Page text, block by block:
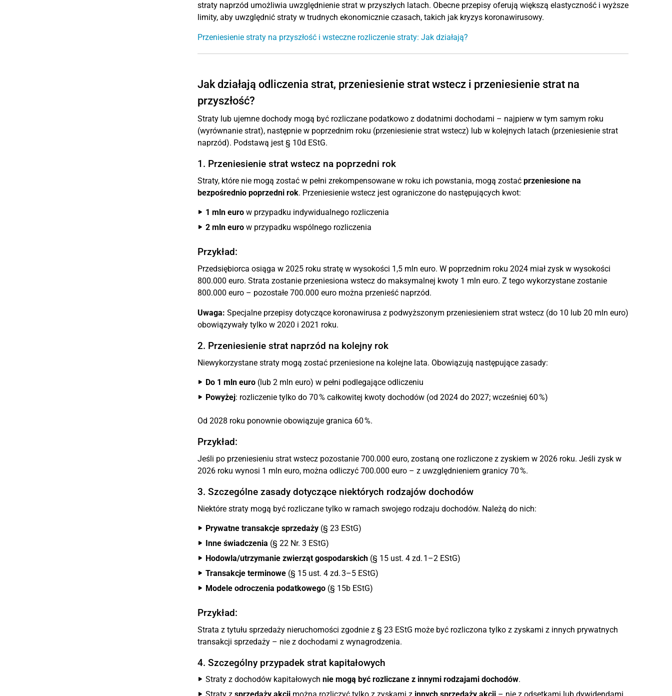
straty naprzód umożliwia uwzględnienie strat w przyszłych latach. Obecne przepisy oferują większą elastyczność i wyższe
limity, aby uwzględnić straty w trudnych ekonomicznie czasach, takich jak kryzys koronawirusowy.
Przeniesienie straty na przyszłość i wsteczne rozliczenie straty: Jak działają?
Jak działają odliczenia strat, przeniesienie strat wstecz i przeniesienie strat na
przyszłość?
Straty lub ujemne dochody mogą być rozliczane podatkowo z dodatnimi dochodami – najpierw w tym samym roku
(wyrównanie strat), następnie w poprzednim roku (przeniesienie strat wstecz) lub w kolejnych latach (przeniesienie strat
naprzód). Podstawą jest § 10d EStG.
1. Przeniesienie strat wstecz na poprzedni rok
Straty, które nie mogą zostać w pełni zrekompensowane w roku ich powstania, mogą zostać przeniesione na
bezpośrednio poprzedni rok. Przeniesienie wstecz jest ograniczone do następujących kwot:
1 mln eurow przypadku indywidualnego rozliczenia
2 mln eurow przypadku wspólnego rozliczenia
Przykład:
Przedsiębiorca osiąga w 2025 roku stratę w wysokości 1,5 mln euro. W poprzednim roku 2024 miał zysk w wysokości
800.000 euro. Strata zostanie przeniesiona wstecz do maksymalnej kwoty 1 mln euro. Z tego wykorzystane zostanie
800.000 euro – pozostałe 700.000 euro można przenieść naprzód.
Uwaga: Specjalne przepisy dotyczące koronawirusa z podwyższonym przeniesieniem strat wstecz (do 10 lub 20 mln euro)
obowiązywały tylko w 2020 i 2021 roku.
2. Przeniesienie strat naprzód na kolejny rok
Niewykorzystane straty mogą zostać przeniesione na kolejne lata. Obowiązują następujące zasady:
Do 1 mln euro(lub 2 mln euro) w pełni podlegające odliczeniu
Powyżej: rozliczenie tylko do 70 % całkowitej kwoty dochodów (od 2024 do 2027; wcześniej 60 %)
Od 2028 roku ponownie obowiązuje granica 60 %.
Przykład:
Jeśli po przeniesieniu strat wstecz pozostanie 700.000 euro, zostaną one rozliczone z zyskiem w 2026 roku. Jeśli zysk w
2026 roku wynosi 1 mln euro, można odliczyć 700.000 euro – z uwzględnieniem granicy 70 %.
3. Szczególne zasady dotyczące niektórych rodzajów dochodów
Niektóre straty mogą być rozliczane tylko w ramach swojego rodzaju dochodów. Należą do nich:
Prywatne transakcje sprzedaży(§ 23 EStG)
Inne świadczenia (§ 22 Nr. 3 EStG)
Hodowla/utrzymanie zwierząt gospodarskich(§ 15 ust. 4 zd. 1–2 EStG)
Transakcje terminowe(§ 15 ust. 4 zd. 3–5 EStG)
Modele odroczenia podatkowego(§ 15b EStG)
Przykład:
Strata z tytułu sprzedaży nieruchomości zgodnie z § 23 EStG może być rozliczona tylko z zyskami z innych prywatnych
transakcji sprzedaży – nie z dochodami z wynagrodzenia.
4. Szczególny przypadek strat kapitałowych
Straty z dochodów kapitałowych nie mogą być rozliczane z innymi rodzajami dochodów.